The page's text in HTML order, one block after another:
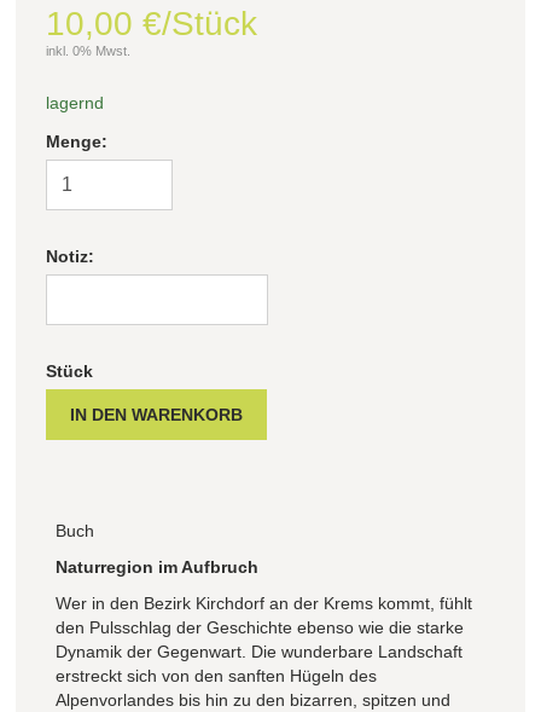
10,00 €/Stück
inkl. 0% Mwst.
lagernd
Menge:
Notiz:
Stück
Buch
Naturregion im Aufbruch
Wer in den Bezirk Kirchdorf an der Krems kommt, fühlt
den Pulsschlag der Geschichte ebenso wie die starke
Dynamik der Gegenwart. Die wunderbare Landschaft
erstreckt sich von den sanften Hügeln des
Alpenvorlandes bis hin zu den bizarren, spitzen und